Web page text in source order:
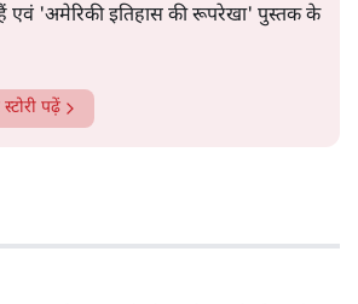
हैं एवं 'अमेरिकी इतिहास की रूपरेखा' पुस्तक के
पढ़ें